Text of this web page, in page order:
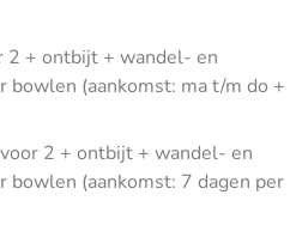
2 + ontbijt + wandel- en
bowlen (aankomst: ma t/m do +
2 + ontbijt + wandel- en
bowlen (aankomst: 7 dagen per